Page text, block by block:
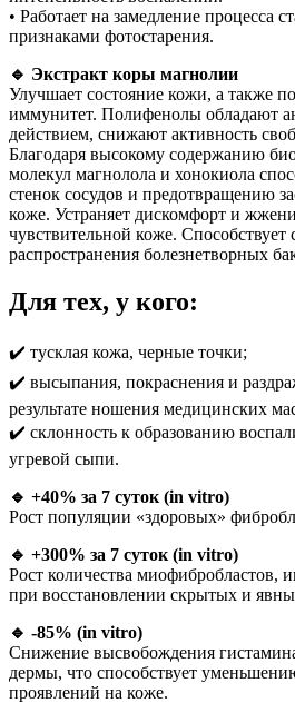
• Работает на замедление процесса
признаками фотостарения.
🔹 Экстракт коры магнолии
Улучшает состояние кожи, а также
иммунитет. Полифенолы обладают
действием, снижают активность
Благодаря высокому содержанию
молекул магнолола и хонокиола
стенок сосудов и предотвращению
коже. Устраняет дискомфорт и
чувствительной коже.
распространения болезнетворных
Для тех, у кого:
✔️ тусклая кожа, черные точки;
✔️ высыпания, покраснения и
результате ношения медицинских
✔️ склонность к образованию
угревой сыпи.
🔹 +40% за 7 суток (in vitro)
Рост популяции «здоровых»
🔹 +300% за 7 суток (in vitro)
Рост количества
при восстановлении скрытых и
🔹 -85% (in vitro)
Снижение высвобождения
дермы, что способствует
проявлений на коже.